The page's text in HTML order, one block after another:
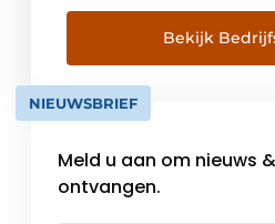
basis voor moderne
Europa. Ontdek de
de kleurtechniek
vooruitstrevende
reno. Slimme oplossingen
Bekijk
NIEUWSBRIEF
Meld u aan om nieuws
ontvangen.